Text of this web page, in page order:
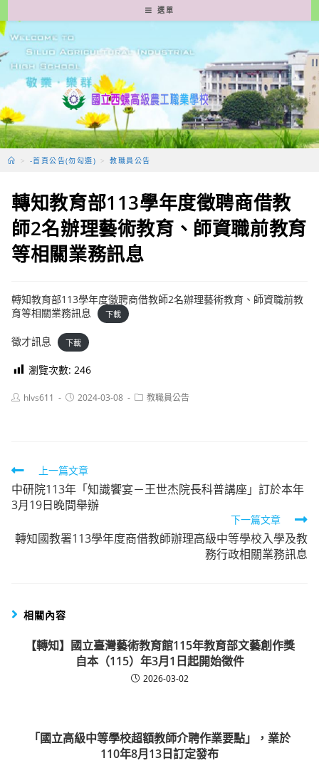
轉
至
要
容
選單
> -首頁公告(勿勾選) > 教職員公告
轉知教育部113學年度徵聘商借教
師2名辦理藝術教育、師資職前教育
等相關業務訊息
轉知教育部113學年度徵聘商借教師2名辦理藝術教育、師資職前教
育等相關業務訊息
下載
徵才訊息 下載
瀏覽次數: 246
Posthlvs611
Post2024-03-08
Post教職員公告
Read
more
articles
上一篇文章
中研院113年「知識饗宴－王世杰院長科普講座」訂於本年
3月19日晚間舉辦
下一篇文章
轉知國教署113學年度商借教師辦理高級中等學校入學及教
務行政相關業務訊息
相關內容
【轉知】國立臺灣藝術教育館115年教育部文藝創作獎
自本（115）年3月1日起開始徵件
2026-03-02
「國立高級中等學校超額教師介聘作業要點」，業於
110年8月13日訂定發布